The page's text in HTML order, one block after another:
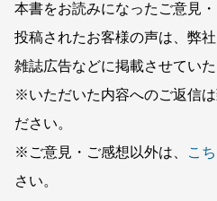
本書をお読みになったご意見
投稿されたお客様の声は、弊
雑誌広告などに掲載させてい
※いただいた内容へのご返信
ださい。
※ご意見・ご感想以外は、
こ
さい。